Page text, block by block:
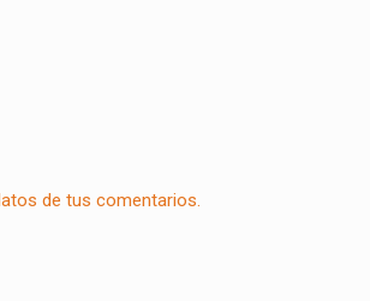
de tus comentarios.